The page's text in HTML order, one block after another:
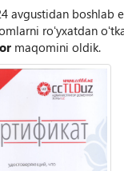
avgustidan boshlab
roʻyxatdan
maqomini oldik.